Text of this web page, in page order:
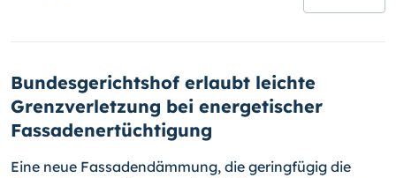
Bundesgerichtshof erlaubt leichte
Grenzverletzung bei energetischer
Fassadenertüchtigung
Eine neue Fassadendämmung, die geringfügig die